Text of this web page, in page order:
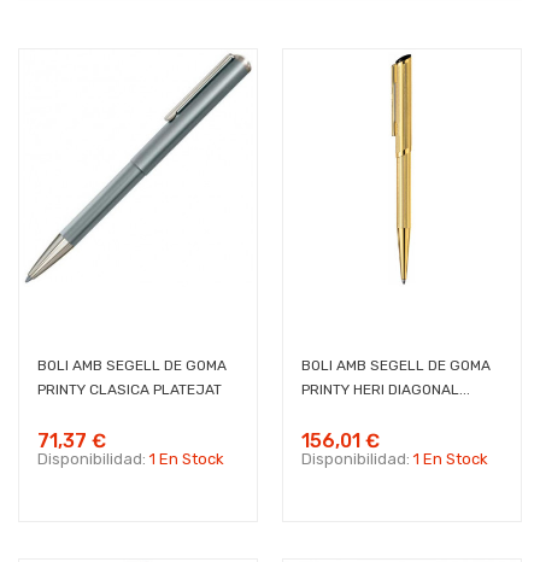
BOLI AMB SEGELL DE GOMA
PRINTY CLASICA PLATEJAT
71,37 €
Disponibilidad: 1 En Stock
BOLI AMB SEGELL DE GOMA
PRINTY HERI DIAGONAL...
156,01 €
Disponibilidad: 1 En Stock